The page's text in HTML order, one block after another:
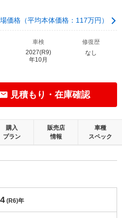
価格（平均本体価格：117万円）
車検
2027(R9)
年10月
修復歴
なし
見積もり・在庫確認
購入
プラン
販売店
情報
車種
スペック
(R6)年